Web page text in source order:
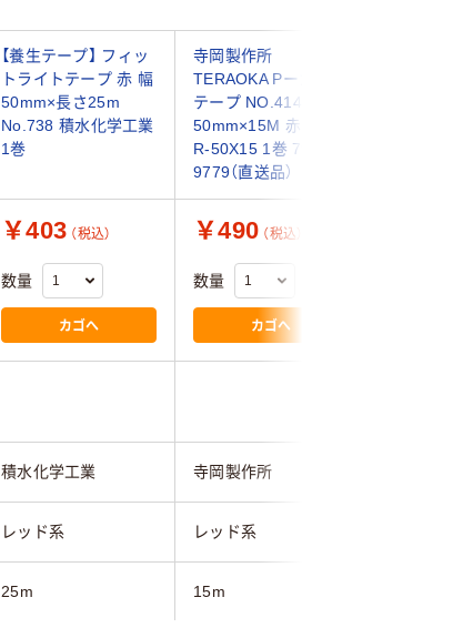
【養生テープ】 フィッ
トライトテープ 赤 幅
50mm×長さ25m
No.738 積水化学工業
1巻
寺岡製作所
TERAOKA Pーカット
テープ NO.4142
50mm×15M 赤 4142
R-50X15 1巻 793-
9779（直送品）
￥403 （税込）
数量
カゴへ
￥490 （税込）
数量
カゴへ
積水化学工業 寺岡製作所
レッド系 レッド系
25m 15m